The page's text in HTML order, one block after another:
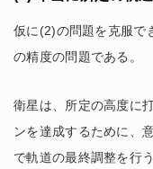
仮に(2)の問題を克服で
の精度の問題である。
衛星は、所定の高度に
ンを達成するために、
で軌道の最終調整を行